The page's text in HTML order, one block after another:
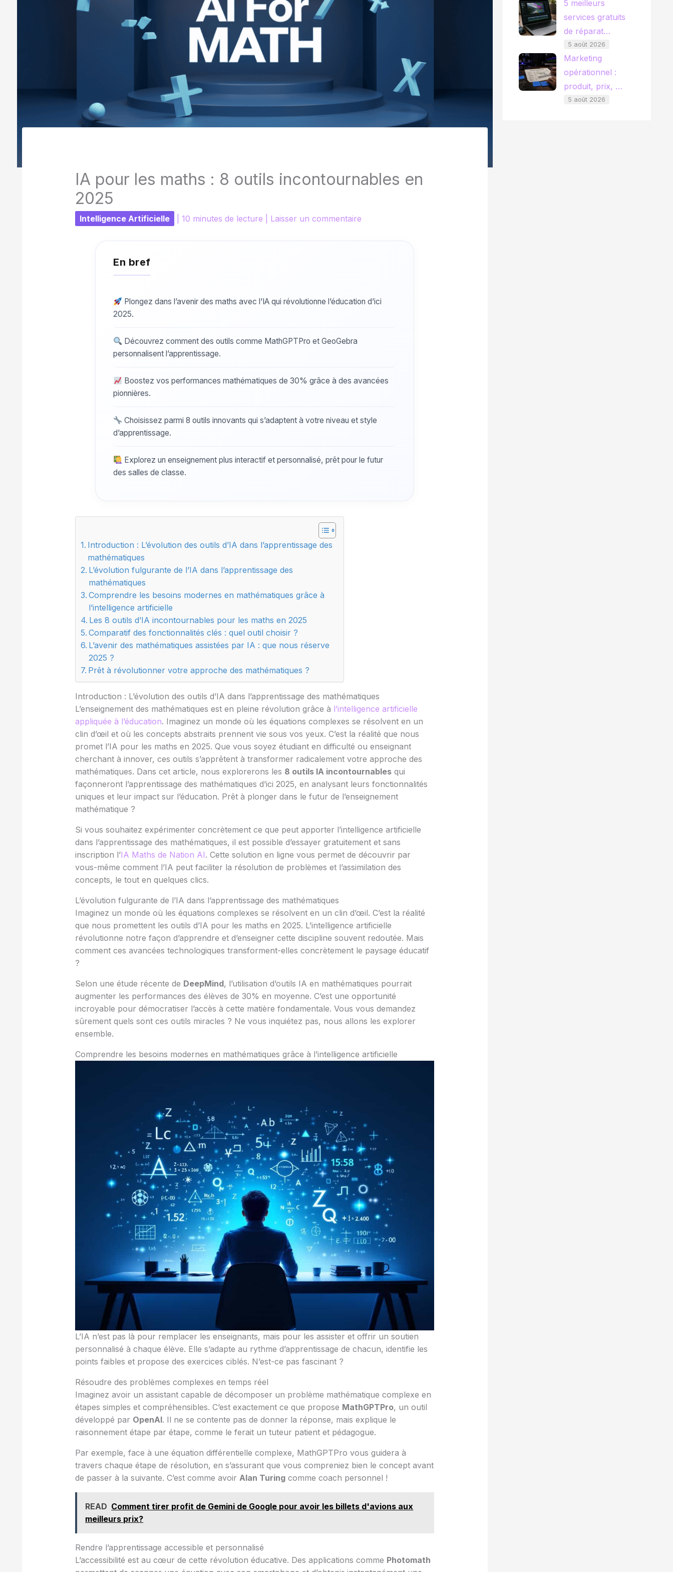
IA pour les maths : 8 outils incontournables en
2025
Intelligence Artificielle |10 minutes de lecture Laisser un commentaire
Plongez dans l’avenir des maths avec l’IA qui révolutionne l’éducation d’ici
2025.
Découvrez comment des outils comme MathGPTPro et GeoGebra
personnalisent l’apprentissage.
Boostez vos performances mathématiques de 30% grâce à des avancées
pionnières.
Choisissez parmi 8 outils innovants qui s’adaptent à votre niveau et style
d’apprentissage.
Explorez un enseignement plus interactif et personnalisé, prêt pour le futur
des salles de classe.
Introduction : L’évolution des outils d’IA dans l’apprentissage des
mathématiques
L’évolution fulgurante de l’IA dans l’apprentissage des
mathématiques
Comprendre les besoins modernes en mathématiques grâce à
l’intelligence artificielle
Les 8 outils d’IA incontournables pour les maths en 2025
Comparatif des fonctionnalités clés : quel outil choisir ?
L’avenir des mathématiques assistées par IA : que nous réserve
2025 ?
Prêt à révolutionner votre approche des mathématiques ?
Introduction : L’évolution des outils d’IA dans l’apprentissage des mathématiques
L’enseignement des mathématiques est en pleine révolution grâce à l’intelligence artificielle
appliquée à l’éducation. Imaginez un monde où les équations complexes se résolvent en un
clin d’œil et où les concepts abstraits prennent vie sous vos yeux. C’est la réalité que nous
promet l’IA pour les maths en 2025. Que vous soyez étudiant en difficulté ou enseignant
cherchant à innover, ces outils s’apprêtent à transformer radicalement votre approche des
mathématiques. Dans cet article, nous explorerons les 8 outils IA incontournables qui
façonneront l’apprentissage des mathématiques d’ici 2025, en analysant leurs fonctionnalités
uniques et leur impact sur l’éducation. Prêt à plonger dans le futur de l’enseignement
mathématique ?
Si vous souhaitez expérimenter concrètement ce que peut apporter l’intelligence artificielle
dans l’apprentissage des mathématiques, il est possible d’essayer gratuitement et sans
inscription l’IA Maths de Nation AI. Cette solution en ligne vous permet de découvrir par
vous-même comment l’IA peut faciliter la résolution de problèmes et l’assimilation des
concepts, le tout en quelques clics.
L’évolution fulgurante de l’IA dans l’apprentissage des mathématiques
Imaginez un monde où les équations complexes se résolvent en un clin d’œil. C’est la réalité
que nous promettent les outils d’IA pour les maths en 2025. L’intelligence artificielle
révolutionne notre façon d’apprendre et d’enseigner cette discipline souvent redoutée. Mais
comment ces avancées technologiques transforment-elles concrètement le paysage éducatif
?
Selon une étude récente de DeepMind, l’utilisation d’outils IA en mathématiques pourrait
augmenter les performances des élèves de 30% en moyenne. C’est une opportunité
incroyable pour démocratiser l’accès à cette matière fondamentale. Vous vous demandez
sûrement quels sont ces outils miracles ? Ne vous inquiétez pas, nous allons les explorer
ensemble.
Comprendre les besoins modernes en mathématiques grâce à l’intelligence artificielle
L’IA n’est pas là pour remplacer les enseignants, mais pour les assister et offrir un soutien
personnalisé à chaque élève. Elle s’adapte au rythme d’apprentissage de chacun, identifie les
points faibles et propose des exercices ciblés. N’est-ce pas fascinant ?
Résoudre des problèmes complexes en temps réel
Imaginez avoir un assistant capable de décomposer un problème mathématique complexe en
étapes simples et compréhensibles. C’est exactement ce que propose MathGPTPro, un outil
développé par OpenAI. Il ne se contente pas de donner la réponse, mais explique le
raisonnement étape par étape, comme le ferait un tuteur patient et pédagogue.
Par exemple, face à une équation différentielle complexe, MathGPTPro vous guidera à
travers chaque étape de résolution, en s’assurant que vous compreniez bien le concept avant
de passer à la suivante. C’est comme avoir Alan Turing comme coach personnel !
READ Comment tirer profit de Gemini de Google pour avoir les billets d'avions aux
meilleurs prix?
Rendre l’apprentissage accessible et personnalisé
L’accessibilité est au cœur de cette révolution éducative. Des applications comme Photomath
5 meilleurs
services gratuits
de réparat…
5 août 2026
Marketing
opérationnel :
produit, prix, …
5 août 2026